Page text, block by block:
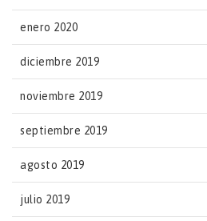
enero 2020
diciembre 2019
noviembre 2019
septiembre 2019
agosto 2019
julio 2019